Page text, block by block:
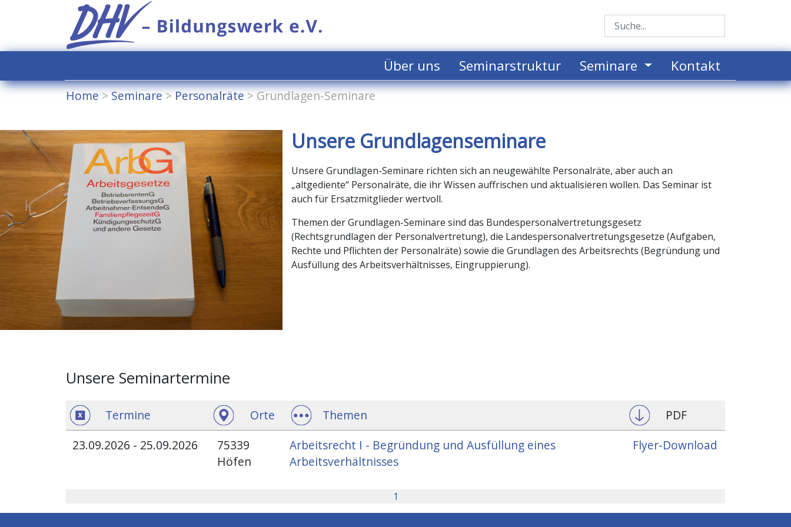
Über uns Seminarstruktur Seminare Kontakt
Home>Seminare>Personalräte>Grundlagen-Seminare
Unsere Grundlagenseminare
Unsere Grundlagen-Seminare richten sich an neugewählte Personalräte, aber auch an
„altgediente“ Personalräte, die ihr Wissen auffrischen und aktualisieren wollen. Das Seminar ist
auch für Ersatzmitglieder wertvoll.
Themen der Grundlagen-Seminare sind das Bundespersonalvertretungsgesetz
(Rechtsgrundlagen der Personalvertretung), die Landespersonalvertretungsgesetze (Aufgaben,
Rechte und Pflichten der Personalräte) sowie die Grundlagen des Arbeitsrechts (Begründung und
Ausfüllung des Arbeitsverhältnisses, Eingruppierung).
Unsere Seminartermine
Termine Orte Themen
PDF
23.09.2026 - 25.09.2026
75339
Höfen
Arbeitsrecht I - Begründung und Ausfüllung eines
Arbeitsverhältnisses
Flyer-Download
1